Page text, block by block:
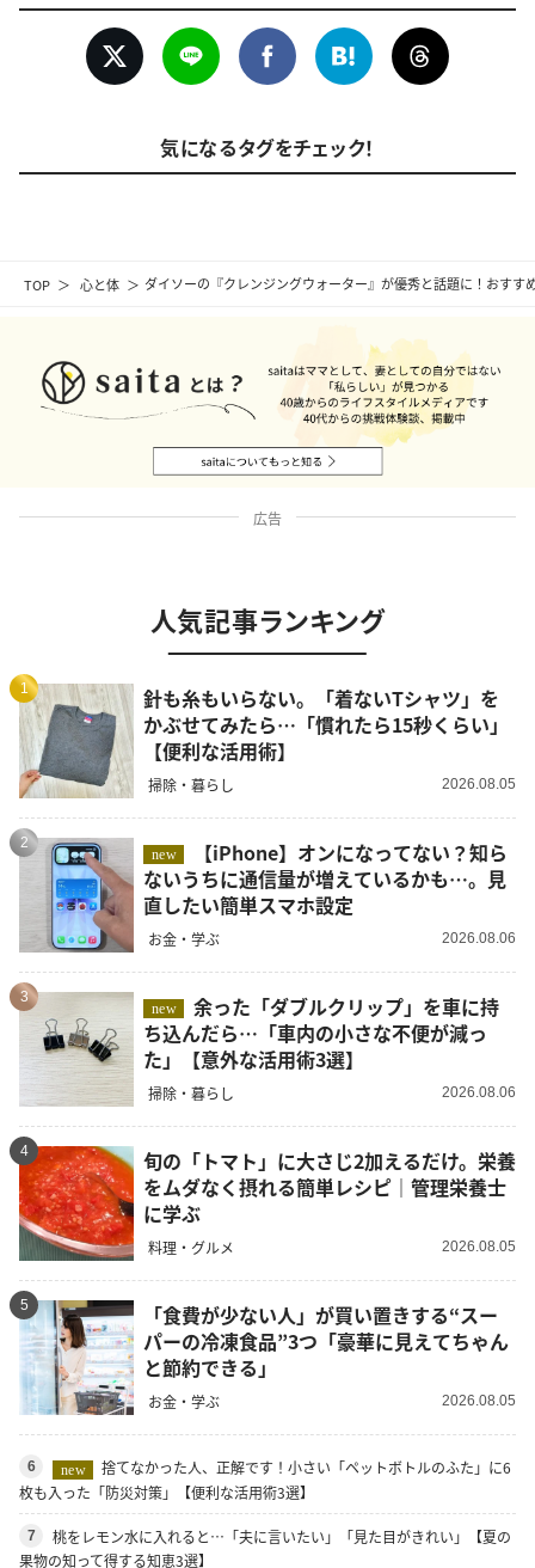
TOP 心と体 ダイソーの『クレンジングウォーター』が優秀と話題に！おす
気になるタグをチェック！
広告
人気記事ランキング
1
針も糸もいらない。「着ないTシャツ」を
かぶせてみたら…「慣れたら15秒くらい」
【便利な活用術】
掃除・暮らし 2026.08.05
2
new
ないうちに通信量が増えているかも…。見
直したい簡単スマホ設定
お金・学ぶ 2026.08.06
3
new
余った「ダブルクリップ」を車に持
ち込んだら…「車内の小さな不便が減っ
た」【意外な活用術3選】
掃除・暮らし 2026.08.06
4
旬の「トマト」に大さじ2加えるだけ。栄養
をムダなく摂れる簡単レシピ｜管理栄養士
に学ぶ
料理・グルメ 2026.08.05
5
「食費が少ない人」が買い置きする“スー
パーの冷凍食品”3つ「豪華に見えてちゃん
と節約できる」
お金・学ぶ 2026.08.05
6 new
捨てなかった人、正解です！小さい「ペットボトルのふた」に6
枚も入った「防災対策」【便利な活用術3選】
7
桃をレモン水に入れると…「夫に言いたい」「見た目がきれい」【夏の
果物の知って得する知恵3選】